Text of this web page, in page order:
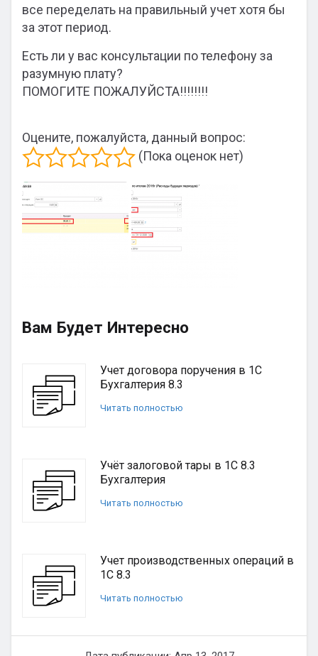
все переделать на правильный учет хотя бы
за этот период.
Есть ли у вас консультации по телефону за
разумную плату?
ПОМОГИТЕ ПОЖАЛУЙСТА!!!!!!!!
Оцените, пожалуйста, данный вопрос:
(Пока оценок нет)
Вам Будет Интересно
Учет договора поручения в 1С
Бухгалтерия 8.3
Читать полностью
Учёт залоговой тары в 1С 8.3
Бухгалтерия
Читать полностью
Учет производственных операций в
1С 8.3
Читать полностью